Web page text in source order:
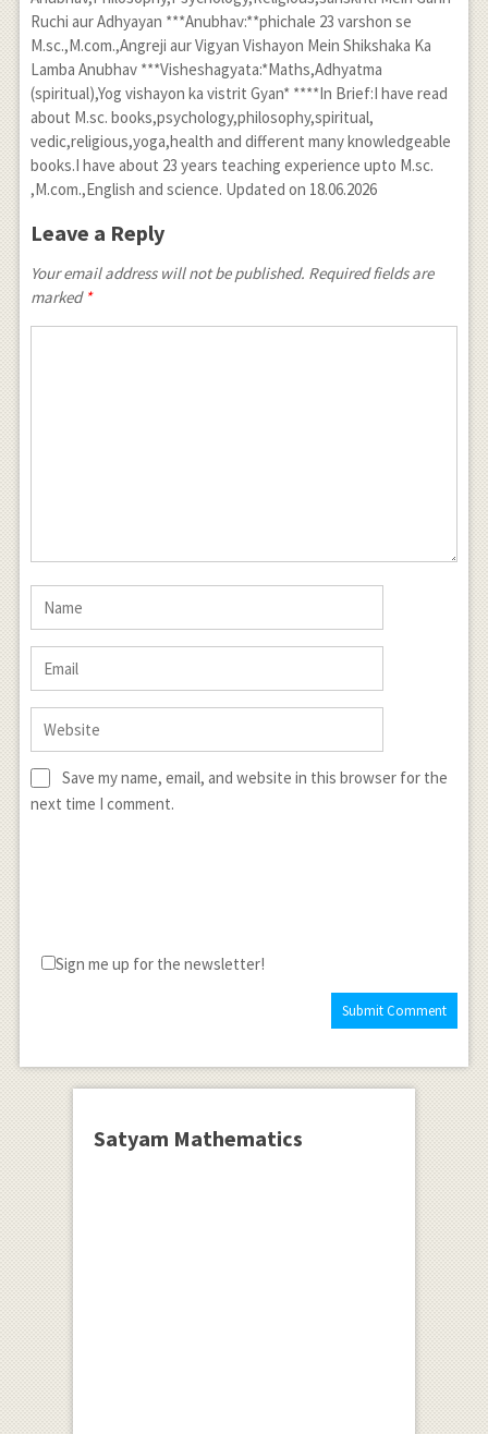
Ruchi aur Adhyayan ***Anubhav:**phichale 23 varshon se
M.sc.,M.com.,Angreji aur Vigyan Vishayon Mein Shikshaka Ka
Lamba Anubhav ***Visheshagyata:*Maths,Adhyatma
(spiritual),Yog vishayon ka vistrit Gyan* ****In Brief:I have read
about M.sc. books,psychology,philosophy,spiritual,
vedic,religious,yoga,health and different many knowledgeable
books.I have about 23 years teaching experience upto M.sc.
,M.com.,English and science. Updated on 18.06.2026
Leave a Reply
Your email address will not be published. Required fields are
marked *
Save my name, email, and website in this browser for the
next time I comment.
Sign me up for the newsletter!
Satyam Mathematics